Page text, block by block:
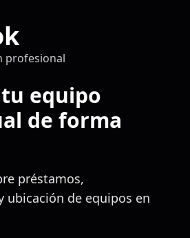
profesional
equipo
de forma
préstamos,
ubicación de equipos en